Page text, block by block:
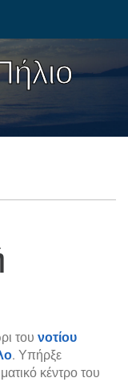
του νοτίου
. Υπήρξε
κέντρο του